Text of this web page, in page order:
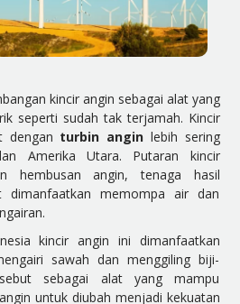
kincir angin sebagai alat yang
seperti sudah tak terjamah. Kincir
dengan turbin angin lebih sering
Amerika Utara. Putaran kincir
hembusan angin, tenaga hasil
dimanfaatkan memompa air dan
kincir angin ini dimanfaatkan
sawah dan menggiling biji-
sebagai alat yang mampu
untuk diubah menjadi kekuatan